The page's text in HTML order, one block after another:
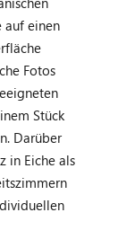
auf einen
Fotos
Stück
Darüber
in Eiche als